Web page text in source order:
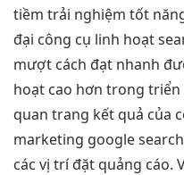
tiềm trải nghiệm tốt
đại công cụ linh hoạt
mượt cách đạt nhanh
hoạt cao hơn trong triển
quan trang kết quả của
marketing google
các vị trí đặt quảng cáo.